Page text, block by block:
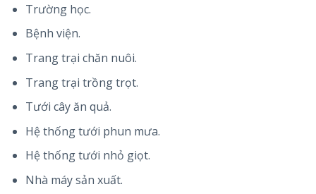
Trường học.
Bệnh viện.
Trang trại chăn nuôi.
Trang trại trồng trọt.
Tưới cây ăn quả.
Hệ thống tưới phun mưa.
Hệ thống tưới nhỏ giọt.
Nhà máy sản xuất.